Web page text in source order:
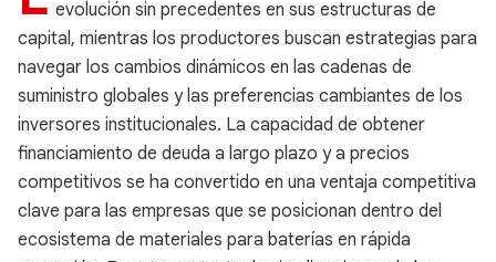
evolución sin precedentes en sus estructuras de
capital, mientras los productores buscan estrategias para
navegar los cambios dinámicos en las cadenas de
suministro globales y las preferencias cambiantes de los
inversores institucionales. La capacidad de obtener
financiamiento de deuda a largo plazo y a precios
competitivos se ha convertido en una ventaja competitiva
clave para las empresas que se posicionan dentro del
ecosistema de materiales para baterías en rápida